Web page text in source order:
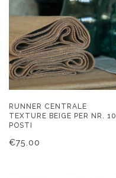
RUNNER CENTRALE
TEXTURE BEIGE PER NR. 10
POSTI
€75.00